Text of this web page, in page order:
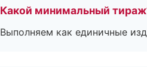
Какой минимальный
Выполняем как единичные